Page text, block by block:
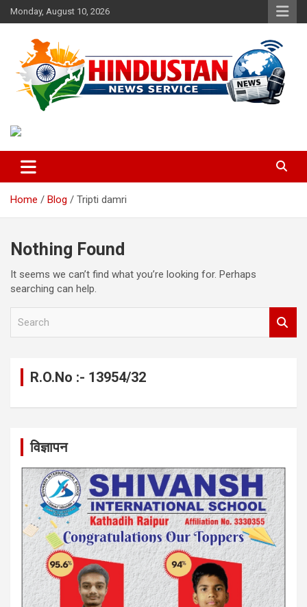
Skip
to
Monday, August 10, 2026
Hindustan News Service
Home Blog Tripti damri
Nothing Found
It seems we can’t find what you’re looking for. Perhaps
searching can help.
R.O.No :- 13954/32
विज्ञापन